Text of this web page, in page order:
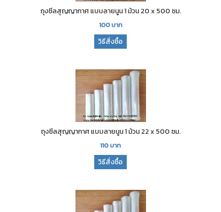
ถุงซีลสุญญากาศ แบบลายนูน 1 ม้วน 20 x 500 ซม.
100บาท
วิธีสั่งซื้อ
ถุงซีลสุญญากาศ แบบลายนูน 1 ม้วน 22 x 500 ซม.
110บาท
วิธีสั่งซื้อ